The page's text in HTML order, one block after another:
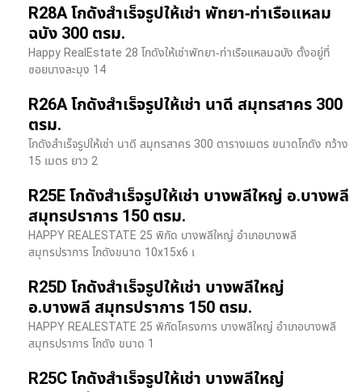
R28A โกดังสำเร็จรูปให้เช่า พัทยา-ท่าเรือแหลม
ฉบัง 300 ตรม.
Happy RealEstate 28 โกดังให้เช่าพัทยา-ท่าเรือแหลมฉบัง ตั้งอยู่ที่
ซอยบางละมุง 14
R26A โกดังสำเร็จรูปให้เช่า นาดี สมุทรสาคร 300
ตรม.
โกดังสำเร็จรูปให้เช่า นาดี สมุทรสาคร 300 ตารางเมตร ขนาดโกดัง กว้าง
15 เมตร ยาว 2
R25E โกดังสำเร็จรูปให้เช่า บางพลีใหญ่ อ.บางพลี
สมุทรปราการ 150 ตรม.
HAPPY REALESTATE 25 พิกัด บางพลีใหญ่ อำเภอบางพลี
สมุทรปราการ โกดังขนาด 10x15x6 เ
R25D โกดังสำเร็จรูปให้เช่า บางพลีใหญ่
อ.บางพลี สมุทรปราการ 150 ตรม.
HAPPY REALESTATE 25 พิกัดโครงการ บางพลีใหญ่ อำเภอบางพลี
สมุทรปราการ โกดัง ขนาด 1
R25C โกดังสำเร็จรูปให้เช่า บางพลีใหญ่